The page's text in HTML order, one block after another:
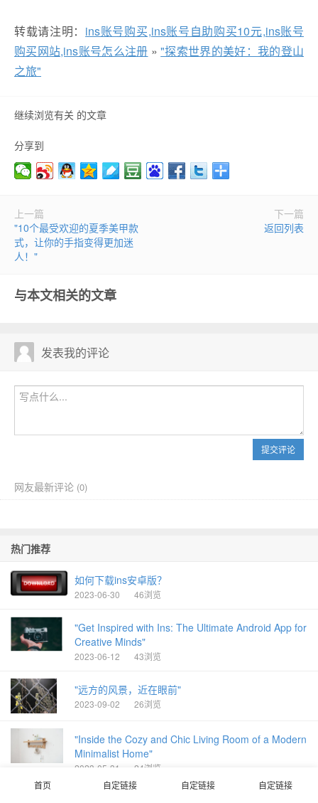
转载请注明： ins账号购买,ins账号自助购买10元,ins账号
购买网站,ins账号怎么注册 »"探索世界的美好：我的登山
之旅"
继续浏览有关 的文章
分享到
上一篇
"10个最受欢迎的夏季美甲款
式，让你的手指变得更加迷
人！"
下一篇
返回列表
与本文相关的文章
发表我的评论
提交评论
网友最新评论 (0)
热门推荐
如何下载ins安卓版？
2023-06-30 46浏览
"Get Inspired with Ins: The Ultimate Android App for
Creative Minds"
2023-06-12 43浏览
"远方的风景，近在眼前"
2023-09-02 26浏览
"Inside the Cozy and Chic Living Room of a Modern
Minimalist Home"
2023-05-31 24浏览
首页 自定链接 自定链接 自定链接